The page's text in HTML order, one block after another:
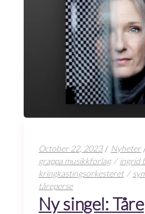
October 22, 2023
Nyheter
grappa musikkforlag
ingrid
kringkastingsorkesteret
tåreperse
Ny singel: